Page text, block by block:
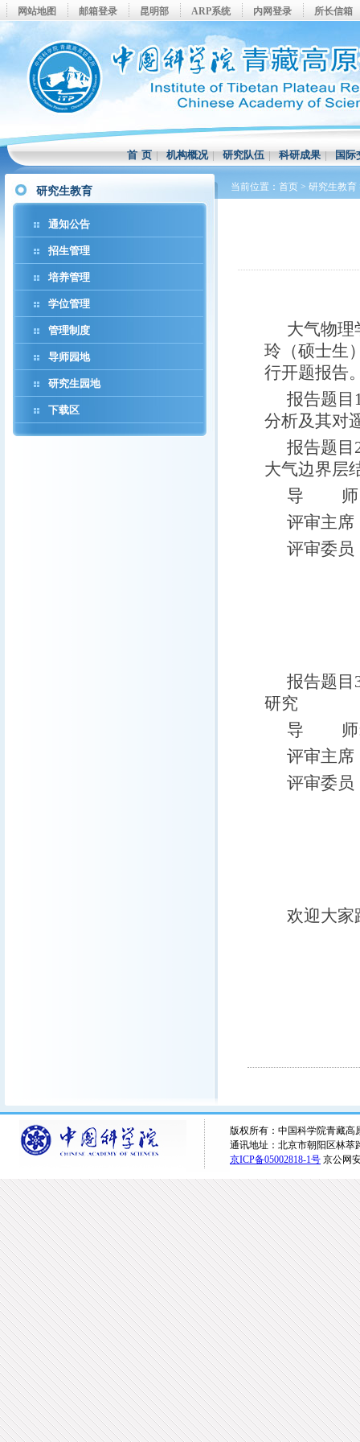
网站地图 邮箱登录 昆明部 ARP系统 内网登录 所长信箱
首 页|机构概况|研究队伍|科研成果|国际
研究生教育
通知公告
招生管理
培养管理
学位管理
管理制度
导师园地
研究生园地
下载区
当前位置： 首页 > 研究生教育
大气物理
玲（硕士生
行开题报告
报告题目
分析及其对
报告题目
大气边界层
导 师：
评审主
评审委
报告题目
研究
导 师:
评审主
评审委
欢迎大家
版权所有：中国科学院青藏高
通讯地址：北京市朝阳区林萃
京ICP备05002818-1号 京公网